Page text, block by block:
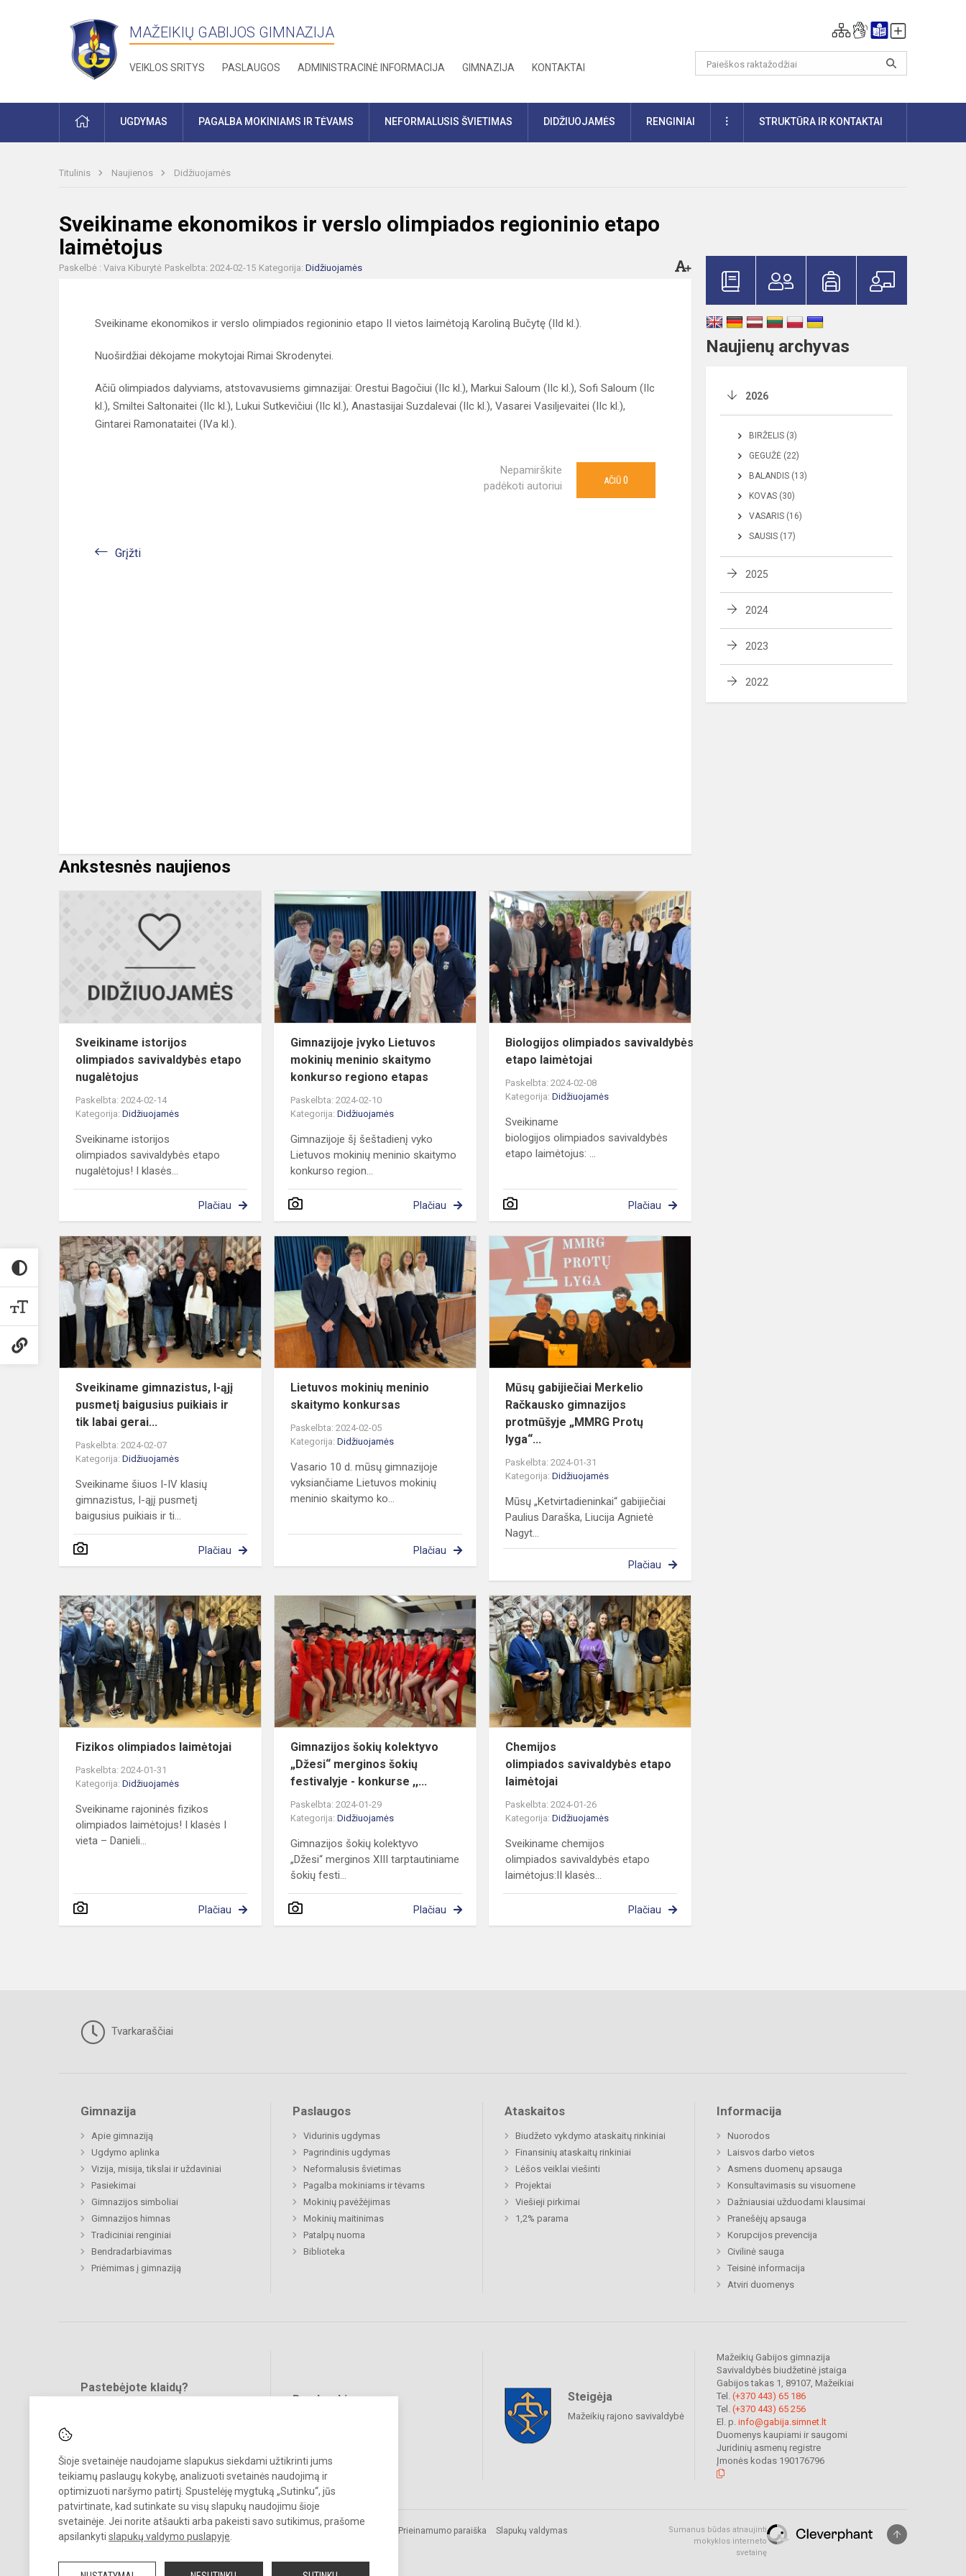
Šioje svetainėje naudojame slapukus siekdami užtikrinti jums
teikiamų paslaugų kokybę, analizuoti svetainės naudojimą ir
optimizuoti naršymo patirtį. Spustelėję mygtuką „Sutinku“, jūs
patvirtinate, kad sutinkate su visų slapukų naudojimu šioje
svetainėje. Jei norite atšaukti arba pakeisti savo sutikimus, prašome
apsilankyti slapukų valdymo puslapyje
MAŽEIKIŲ GABIJOS GIMNAZIJA
VEIKLOS SRITYS PASLAUGOS ADMINISTRACINĖ INFORMACIJA GIMNAZIJA KONTAKTAI
PRADŽIAUGDYMAS PAGALBA MOKINIAMS IR TĖVAMS NEFORMALUSIS ŠVIETIMAS DIDŽIUOJAMĖS RENGINIAI DAUGIAUSTRUKTŪRA IR KONTAKTAI
Titulinis Naujienos Didžiuojamės
Sveikiname ekonomikos ir verslo olimpiados regioninio etapo
laimėtojus
Paskelbė : Vaiva Kiburytė Paskelbta: 2024-02-15 Kategorija: Didžiuojamės
Sveikiname ekonomikos ir verslo olimpiados regioninio etapo II vietos laimėtoją Karoliną Bučytę (IId kl.).
Nuoširdžiai dėkojame mokytojai Rimai Skrodenytei.
Ačiū olimpiados dalyviams, atstovavusiems gimnazijai: Orestui Bagočiui (IIc kl.), Markui Saloum (IIc kl.), Sofi Saloum (IIc
kl.), Smiltei Saltonaitei (IIc kl.), Lukui Sutkevičiui (IIc kl.), Anastasijai Suzdalevai (IIc kl.), Vasarei Vasiljevaitei (IIc kl.),
Gintarei Ramonataitei (IVa kl.).
Nepamirškite
padėkoti autoriui
AČIŪ 0
Grįžti
Ankstesnės naujienos
Sveikiname
istorijos
olimpiados savivaldybės
etapo
nugalėto...
Sveikiname istorijos
olimpiados savivaldybės etapo
nugalėtojus
Paskelbta: 2024-02-14
Kategorija: Didžiuojamės
Sveikiname istorijos
olimpiados savivaldybės etapo
nugalėtojus! I klasės...
Plačiau
Gimnazijoje
įvyko
Lietuvos
mokinių
meninio
skaitymo
konkurs...
Gimnazijoje įvyko Lietuvos
mokinių meninio skaitymo
konkurso regiono etapas
Paskelbta: 2024-02-10
Kategorija:Didžiuojamės
Gimnazijoje šį šeštadienį vyko
Lietuvos mokinių meninio skaitymo
konkurso region...
Plačiau
etapo
laimėtojai
Biologijos olimpiados savivaldybės
etapo laimėtojai
Paskelbta: 2024-02-08
Kategorija:Didžiuojamės
Sveikiname
biologijos olimpiados savivaldybės
etapo laimėtojus: ...
Plačiau
Sveikiname
gimnazistus,
pusmetį
baigusius
puikiais
ir...
Sveikiname gimnazistus, I-ąjį
pusmetį baigusius puikiais ir
tik labai gerai...
Paskelbta: 2024-02-07
Kategorija: Didžiuojamės
Sveikiname šiuos I-IV klasių
gimnazistus, I-ąjį pusmetį
baigusius puikiais ir ti...
Plačiau
Lietuvos
meninio
skaitymo
konkursas
Lietuvos mokinių meninio
skaitymo konkursas
Paskelbta: 2024-02-05
Kategorija:Didžiuojamės
Vasario 10 d. mūsų gimnazijoje
vyksiančiame Lietuvos mokinių
meninio skaitymo ko...
Plačiau
Mūsų gabijiečiai Merkelio
Račkausko gimnazijos
protmūšyje „MMRG Protų
lyga“...
Paskelbta: 2024-01-31
Kategorija:Didžiuojamės
Mūsų „Ketvirtadieninkai“ gabijiečiai
Paulius Daraška, Liucija Agnietė
Nagyt...
Plačiau
Fizikos
olimpiados
laimėtojai
Fizikos olimpiados laimėtojai
Paskelbta: 2024-01-31
Kategorija: Didžiuojamės
Sveikiname rajoninės fizikos
olimpiados laimėtojus! I klasės I
vieta – Danieli...
Plačiau
Gimnazijos
šokių
kolektyvo
„Džesi“
merginos
šokių
festivaly...
Gimnazijos šokių kolektyvo
„Džesi“ merginos šokių
festivalyje - konkurse ,,...
Paskelbta: 2024-01-29
Kategorija:Didžiuojamės
Gimnazijos šokių kolektyvo
„Džesi“ merginos XIII tarptautiniame
šokių festi...
Plačiau
Chemijos
olimpiados savivaldybės
etapo
laimėtojai
Chemijos
olimpiados savivaldybės etapo
laimėtojai
Paskelbta: 2024-01-26
Kategorija:Didžiuojamės
Sveikiname chemijos
olimpiados savivaldybės etapo
laimėtojus: ​​II klasės ​...
Plačiau
Naujienų archyvas
2026
BIRŽELIS (3)
GEGUŽĖ (22)
BALANDIS (13)
KOVAS (30)
VASARIS (16)
SAUSIS (17)
2025
2024
2023
2022
Tvarkaraščiai
Gimnazija
Apie gimnaziją
Ugdymo aplinka
Vizija, misija, tikslai ir uždaviniai
Pasiekimai
Gimnazijos simboliai
Gimnazijos himnas
Tradiciniai renginiai
Bendradarbiavimas
Priėmimas į gimnaziją
Paslaugos
Vidurinis ugdymas
Pagrindinis ugdymas
Neformalusis švietimas
Pagalba mokiniams ir tėvams
Mokinių pavėžėjimas
Mokinių maitinimas
Patalpų nuoma
Biblioteka
Ataskaitos
Biudžeto vykdymo ataskaitų rinkiniai
Finansinių ataskaitų rinkiniai
Lėšos veiklai viešinti
Projektai
Viešieji pirkimai
1,2% parama
Informacija
Nuorodos
Laisvos darbo vietos
Asmens duomenų apsauga
Konsultavimasis su visuomene
Dažniausiai užduodami klausimai
Pranešėjų apsauga
Korupcijos prevencija
Civilinė sauga
Teisinė informacija
Atviri duomenys
Pastebėjote klaidų?
Bendraukime Steigėja
Mažeikių rajono savivaldybė
Mažeikių Gabijos gimnazija
Savivaldybės biudžetinė įstaiga
Gabijos takas 1, 89107, Mažeikiai
Tel. (+370 443) 65 186
Tel. (+370 443) 65 256
El. p. info@gabija.simnet.lt
Duomenys kaupiami ir saugomi
Juridinių asmenų registre
Įmonės kodas 190176796
© 2023. Mažeikių Gabijos gimnazija. Visos teisės saugomos.
Kopijuoti turinį be raštiško gimnazijos sutikimo griežtai draudžiama.
Prieinamumo paraiška Slapukų valdymas
Sumanus būdas atnaujinti
mokyklos interneto
svetainę